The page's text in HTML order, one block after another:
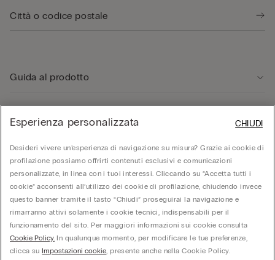
Guida al prodotto
Area Legale
Corporate
© Calzedonia S.p.A | P.iva 02253210237 | Sede Legale: Malcesine (VR), Via Portici
Umberto Primo n. 5/3 | Cod. Fisc. e n.iscr. al Reg. Imprese di Verona: 01037050422 |
REA: VR – 205310 | Capitale sociale: Euro 212.000.000,00 | Società soggetta a
Esperienza personalizzata
Desideri vivere un’esperienza di navigazione su misura? Grazie ai cookie di
profilazione possiamo offrirti contenuti esclusivi e comunicazioni
personalizzate, in linea con i tuoi interessi. Cliccando su “Accetta tutti i
cookie” acconsenti all’utilizzo dei cookie di profilazione, chiudendo invece
questo banner tramite il tasto “Chiudi” proseguirai la navigazione e
rimarranno attivi solamente i cookie tecnici, indispensabili per il
funzionamento del sito. Per maggiori informazioni sui cookie consulta
Cookie Policy. In qualunque momento, per modificare le tue preferenze,
clicca suImpostazioni cookie, presente anche nella Cookie Policy.
CHIUDI